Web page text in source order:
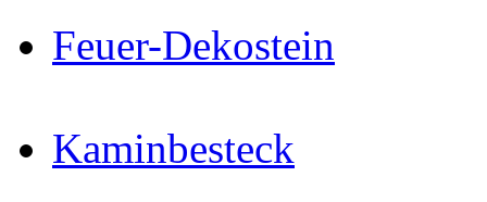
Feuer-Dekostein
Kaminbesteck